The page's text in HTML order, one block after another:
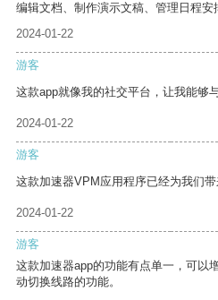
编辑文档、制作演示文稿、管理日程安
2024-01-22
游客
这款app就像我的社交平台，让我能够
2024-01-22
游客
这款加速器VPM应用程序已经为我们带
2024-01-22
游客
这款加速器app的功能有点单一，可以
动切换线路的功能。